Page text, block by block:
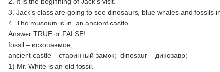
3. Jack’s class are going to see dinosaurs, blue whales and fossils
4. The museum is in an ancient castle.
Answer TRUE or FALSE!
fossil – ископаемое;
ancient castle – старинный замок; dinosaur – динозавр;
1) Mr. White is an old fossil.